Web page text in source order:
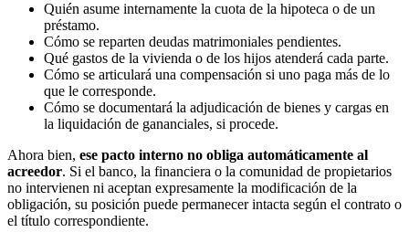
Quién asume internamente la cuota de la hipoteca o de un
préstamo.
Cómo se reparten deudas matrimoniales pendientes.
Qué gastos de la vivienda o de los hijos atenderá cada parte.
Cómo se articulará una compensación si uno paga más de lo
que le corresponde.
Cómo se documentará la adjudicación de bienes y cargas en
la liquidación de gananciales, si procede.
Ahora bien, ese pacto interno no obliga automáticamente al
acreedor. Si el banco, la financiera o la comunidad de propietarios
no intervienen ni aceptan expresamente la modificación de la
obligación, su posición puede permanecer intacta según el contrato o
el título correspondiente.